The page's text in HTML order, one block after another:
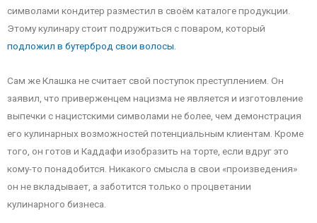
символами кондитер разместил в своём каталоге продукции.
Этому кулинару стоит подружиться с поваром, который
подложил в бутерброд свои волосы.
Сам же Клашка не считает свой поступок преступлением. Он
заявил, что приверженцем нацизма не является и изготовление
выпечки с нацистскими символами не более, чем демонстрация
его кулинарных возможностей потенциальным клиентам. Кроме
того, он готов и Каддафи изобразить на торте, если вдруг это
кому-то понадобится. Никакого смысла в свои «произведения»
он не вкладывает, а заботится только о процветании
кулинарного бизнеса.